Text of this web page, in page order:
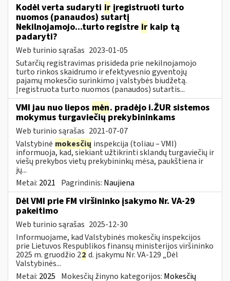
Kodėl verta sudaryti ir įregistruoti turto
nuomos (panaudos) sutartį
Nekilnojamojo...turto registre ir kaip tą
padaryti?
Web turinio sąrašas 2023-01-05
Sutarčių registravimas prisideda prie nekilnojamojo
turto rinkos skaidrumo ir efektyvesnio gyventojų
pajamų mokesčio surinkimo į valstybės biudžetą.
Įregistruota turto nuomos (panaudos) sutartis...
VMI jau nuo liepos mėn. pradėjo i.ŽUR sistemos
mokymus turgaviečių prekybininkams
Web turinio sąrašas 2021-07-07
Valstybinė mokesčių inspekcija (toliau – VMI)
informuoja, kad, siekiant užtikrinti sklandų turgaviečių ir
viešų prekybos vietų prekybininkų mėsa, paukštiena ir
jų...
Metai: 2021 Pagrindinis: Naujiena
Dėl VMI prie FM viršininko įsakymo Nr. VA-29
pakeitimo
Web turinio sąrašas 2025-12-30
Informuojame, kad Valstybinės mokesčių inspekcijos
prie Lietuvos Respublikos finansų ministerijos viršininko
2025 m. gruodžio 22 d. įsakymu Nr. VA-129 „Dėl
Valstybinės...
Metai: 2025 Mokesčių žinyno kategorijos: Mokesčių